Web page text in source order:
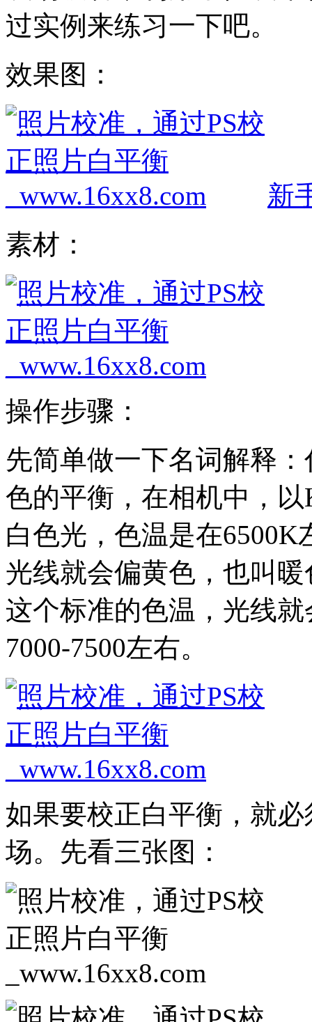
过实例来练习一下吧。
效果图：
新
素材：
操作步骤：
先简单做一下名词解释
色的平衡，在相机中，
白色光，色温是在
光线就会偏黄色，也叫
这个标准的色温，光线
7000-7500左右。
如果要校正白平衡，就
场。先看三张图：